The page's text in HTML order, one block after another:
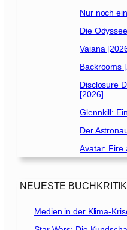
Nur noch
Die
Vaiana
Backrooms
Disclosure
[2026]
Glennkill:
Der
Avatar: Fire
NEUESTE
Medien in der Klima-